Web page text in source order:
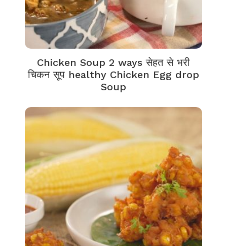
Chicken Soup 2 ways सेहत से भरी
चिकन सूप healthy Chicken Egg drop
Soup